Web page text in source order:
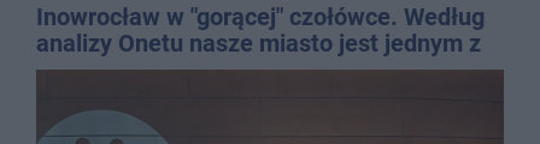
Inowrocław w "gorącej" czołówce. Według
analizy Onetu nasze miasto jest jednym z
najbardziej narażonych na upały